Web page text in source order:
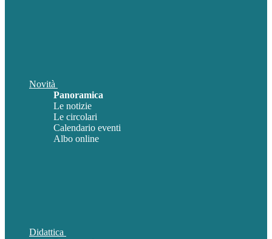
Novità
Panoramica
Le notizie
Le circolari
Calendario eventi
Albo online
Didattica